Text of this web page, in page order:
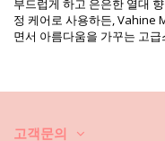
Gel Tiare 250 Ml
부드럽게 하고 은은한 열대
정 케어로 사용하든, Vahine
면서 아름다움을 가꾸는 고
고객문의